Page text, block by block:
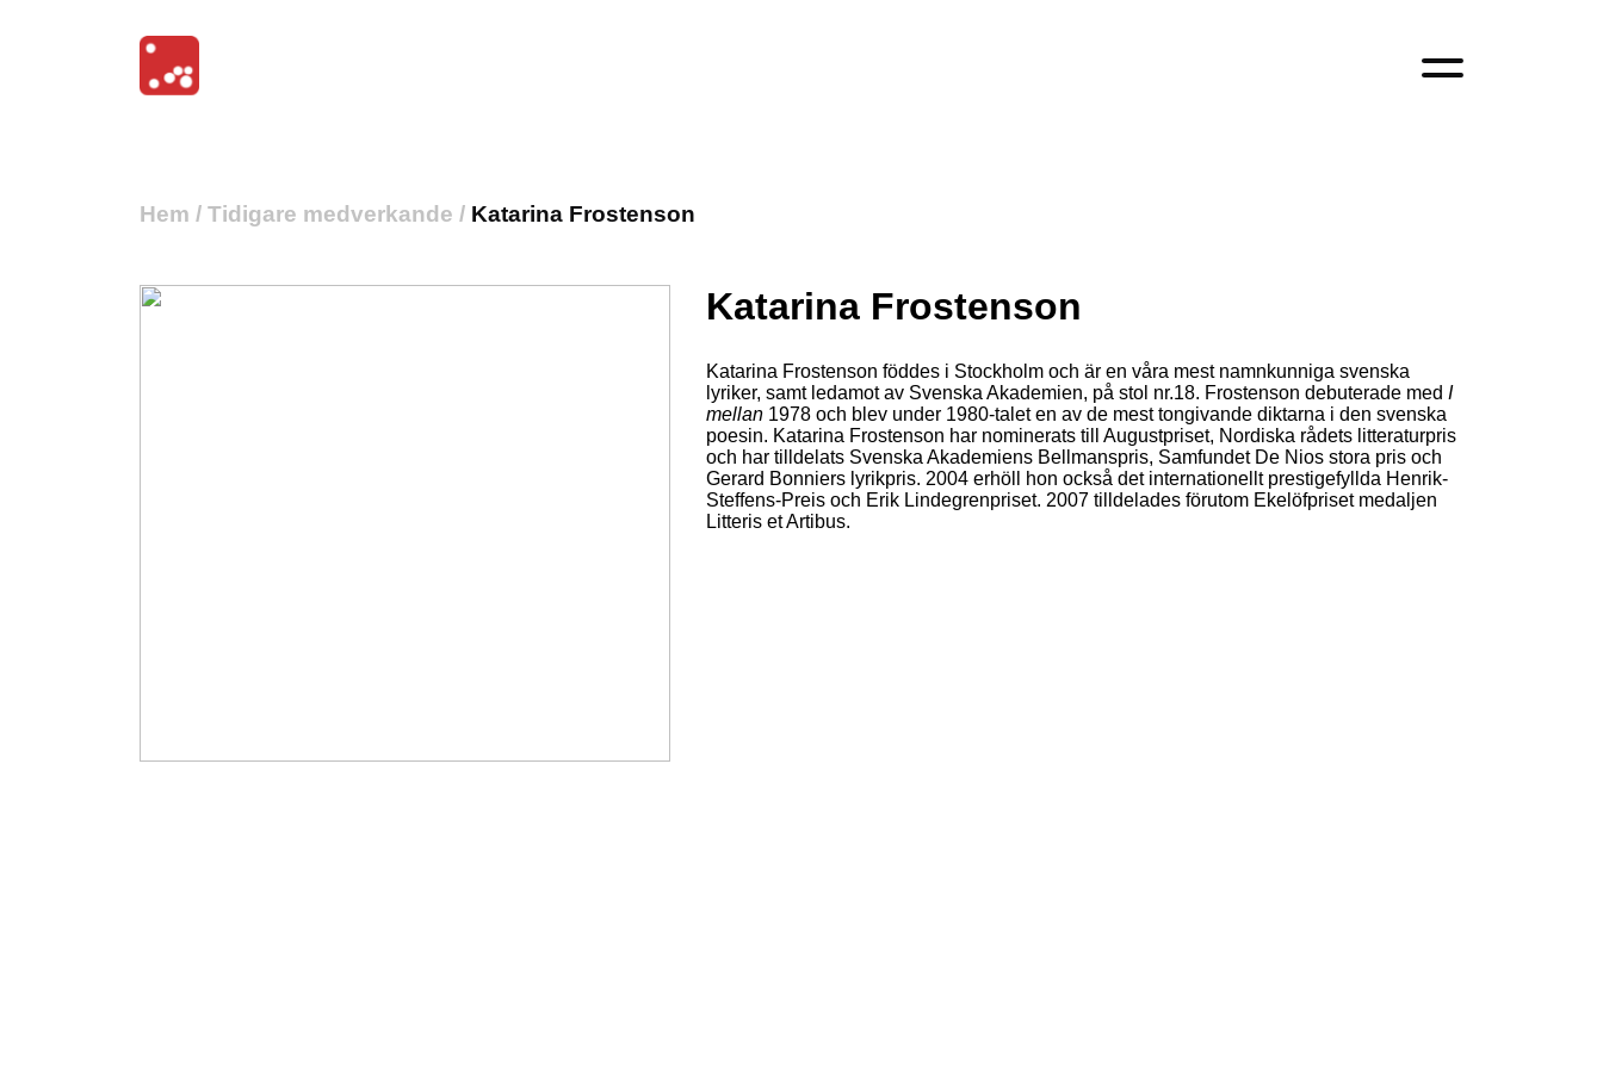
Hem / Tidigare medverkande / Katarina Frostenson
Katarina Frostenson
Katarina Frostenson föddes i Stockholm och är en våra mest namnkunniga svenska
lyriker, samt ledamot av Svenska Akademien, på stol nr.18. Frostenson debuterade med I
mellan 1978 och blev under 1980-talet en av de mest tongivande diktarna i den svenska
poesin. Katarina Frostenson har nominerats till Augustpriset, Nordiska rådets litteraturpris
och har tilldelats Svenska Akademiens Bellmanspris, Samfundet De Nios stora pris och
Gerard Bonniers lyrikpris. 2004 erhöll hon också det internationellt prestigefyllda Henrik-
Steffens-Preis och Erik Lindegrenpriset. 2007 tilldelades förutom Ekelöfpriset medaljen
Litteris et Artibus.